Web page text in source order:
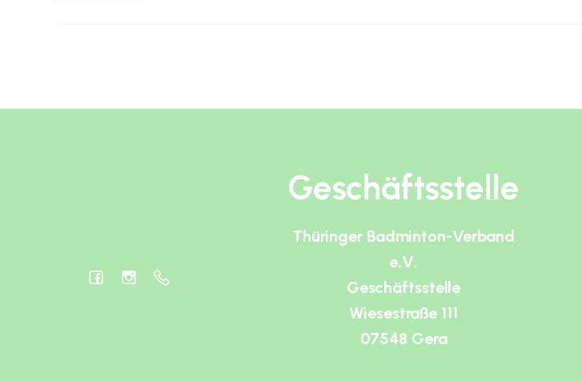
Geschäftsstelle
Thüringer Badminton-Verband
e.V.
Geschäftsstelle
Wiesestraße 111
07548 Gera